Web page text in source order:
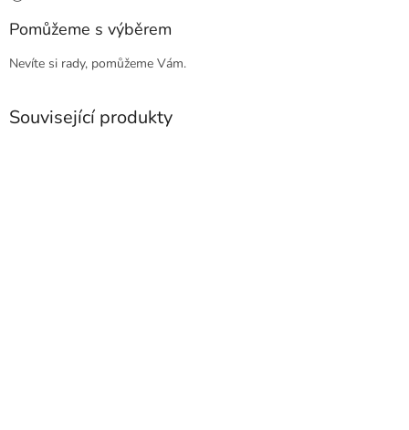
Pomůžeme s výběrem
Nevíte si rady, pomůžeme Vám.
Související produkty